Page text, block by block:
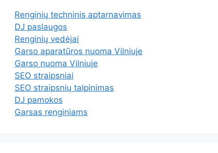
Renginių techninis aptarnavimas
DJ paslaugos
Renginių vedėjai
Garso aparatūros nuoma Vilniuje
Garso nuoma Vilniuje
SEO straipsniai
SEO straipsnių talpinimas
DJ pamokos
Garsas renginiams